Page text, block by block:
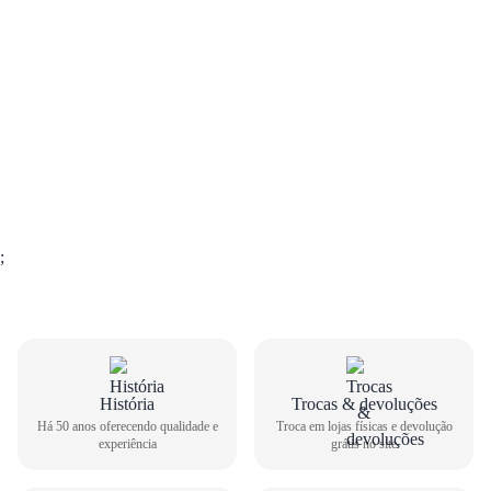
GUIA DE TAMANHOS
;
História
Há 50 anos oferecendo qualidade e
experiência
Trocas & devoluções
Troca em lojas físicas e devolução
grátis no site